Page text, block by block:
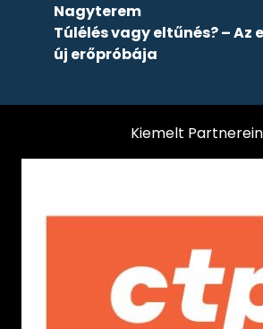
Nagyterem
Túlélés vagy eltűnés? – Az
új erőpróbája
Kiemelt